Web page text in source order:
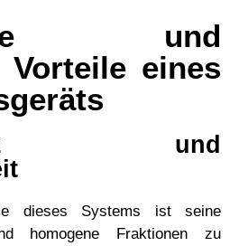
und
eines
und
dieses Systems ist seine
homogene Fraktionen zu